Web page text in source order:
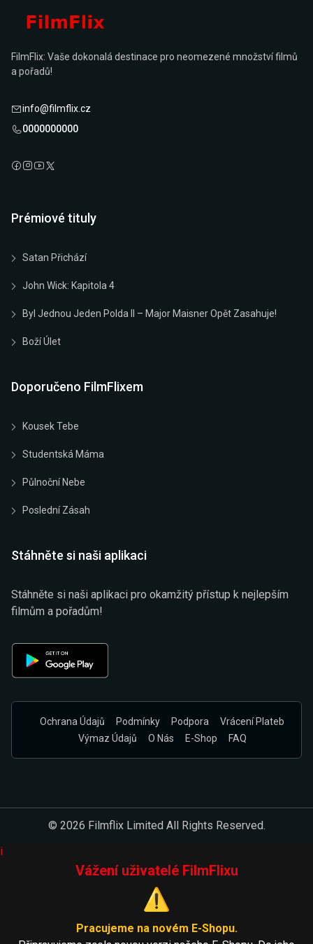
FilmFlix: Vaše dokonalá destinace pro neomezené množství filmů
a pořadů!
info@filmflix.cz
0000000000
Prémiové tituly
Satan Přichází
John Wick: Kapitola 4
Byl Jednou Jeden Polda II – Major Maisner Opět Zasahuje!
Boží Úlet
Doporučeno FilmFlixem
Kousek Tebe
Studentská Máma
Půlnoční Nebe
Poslední Zásah
Stáhněte si naši aplikaci
Stáhněte si naši aplikaci pro okamžitý přístup k nejlepším
filmům a pořadům!
Ochrana Údajů Podmínky Podpora
Vrácení Plateb
Výmaz Údajů
O Nás E-Shop FAQ
© 2026 Filmflix Limited All Rights Reserved.
i
Vážení uživatelé FilmFlixu
⚠️
Pracujeme na novém E-Shopu.